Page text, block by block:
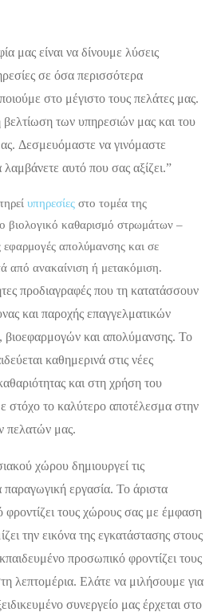
μας είναι να δίνουμε λύσεις
σε όσα περισσότερα
στο μέγιστο τους πελάτες μας.
των υπηρεσιών μας και του
Δεσμευόμαστε να γινόμαστε
αυτό που σας αξίζει.”
υπηρεσίες στο τομέα της
βιολογικό καθαρισμό στρωμάτων –
απολύμανσης και σε
από ανακαίνιση ή μετακόμιση.
προδιαγραφές που τη κατατάσσουν
και παροχής επαγγελματικών
βιοεφαρμογών και απολύμανσης. Το
καθημερινά στις νέες
και στη χρήση του
στόχο το καλύτερο αποτέλεσμα στην
πελατών μας.
χώρου δημιουργεί τις
παραγωγική εργασία. Το άριστα
τους χώρους σας με έμφαση
την εικόνα της εγκατάστασης στους
προσωπικό φροντίζει τους
λεπτομέρια. Ελάτε να μιλήσουμε για
συνεργείο μας έρχεται στο